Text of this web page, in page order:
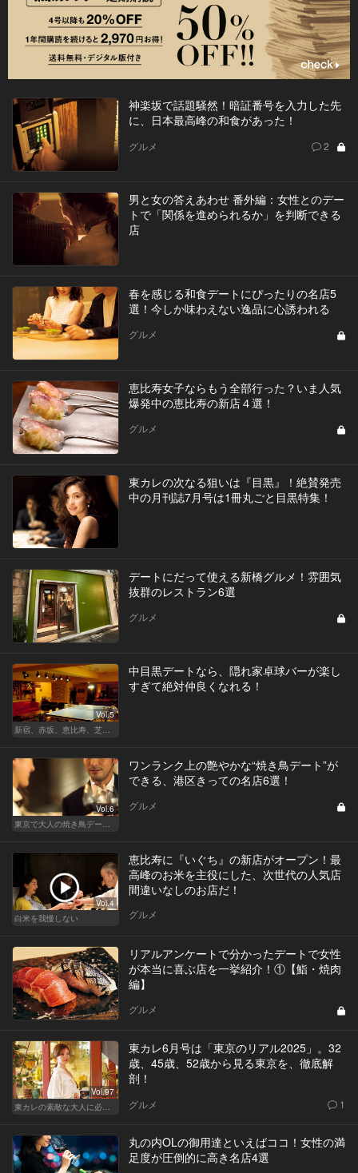
神楽坂で話題騒然！暗証番号を入力した先
に、日本最高峰の和食があった！
グルメ 2
男と女の答えあわせ 番外編：女性とのデー
トで「関係を進められるか」を判断できる
店
春を感じる和食デートにぴったりの名店5
選！今しか味わえない逸品に心誘われる
グルメ
恵比寿女子ならもう全部行った？いま人気
爆発中の恵比寿の新店４選！
グルメ
東カレの次なる狙いは『目黒』！絶賛発売
中の月刊誌7月号は1冊丸ごと目黒特集！
デートにだって使える新橋グルメ！雰囲気
抜群のレストラン6選
グルメ
Vol.5
中目黒デートなら、隠れ家卓球バーが楽し
すぎて絶対仲良くなれる！
Vol.6
ワンランク上の艶やかな“焼き鳥デート”が
できる、港区きっての名店6選！
グルメ
Vol.4
白米を我慢しない
恵比寿に『いぐち』の新店がオープン！最
高峰のお米を主役にした、次世代の人気店
間違いなしのお店だ！
グルメ
リアルアンケートで分かったデートで女性
が本当に喜ぶ店を一挙紹介！①【鮨・焼肉
編】
グルメ
Vol.97
東カレ6月号は「東京のリアル2025」。32
歳、45歳、52歳から見る東京を、徹底解
剖！
グルメ 1
丸の内OLの御用達といえばココ！女性の満
足度が圧倒的に高き名店4選